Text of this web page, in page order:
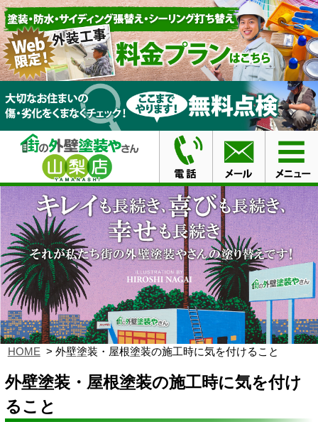
HOME 外壁塗装・屋根塗装の施工時に気を付けること
外壁塗装・屋根塗装の施工時に気を付け
ること